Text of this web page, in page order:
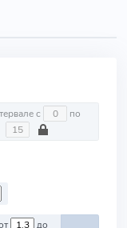
На интервале с по
от до